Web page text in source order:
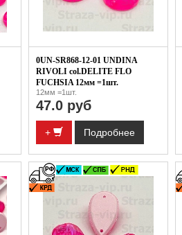
0UN-SR868-12-01 UNDINA
RIVOLI col.DELITE FLO
FUCHSIA 12мм =1шт.
12мм =1шт.
47.0 руб
+ Подробнее